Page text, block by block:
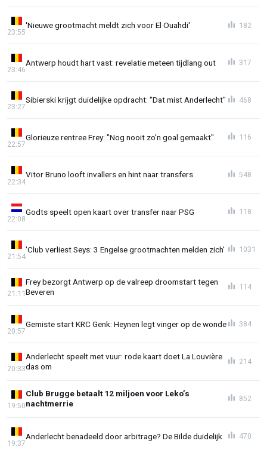
'Nieuwe grootmacht meldt zich voor El Ouahdi'
23:55
182
Antwerp houdt hart vast: revelatie meteen tijdlang out
23:46
317
Sibierski krijgt duidelijke opdracht: "Dat mist Anderlecht"
23:27
468
Glorieuze rentree Frey: "Nog nooit zo'n goal gemaakt"
22:57
116
Vitor Bruno looft invallers en hint naar transfers
22:34
548
Godts speelt open kaart over transfer naar PSG
22:08
118
'Club verliest Seys: 3 Engelse grootmachten melden zich'
21:54
1031
Frey bezorgt Antwerp op de valreep droomstart tegen
Beveren
21:11
114
Gemiste start KRC Genk: Heynen legt vinger op de wonde
20:57
384
Anderlecht speelt met vuur: rode kaart doet La Louvière
das om
20:33
214
Club Brugge betaalt 12 miljoen voor Leko’s
nachtmerrie
19:50
852
Anderlecht benadeeld door arbitrage? De Bilde duidelijk
19:37
470